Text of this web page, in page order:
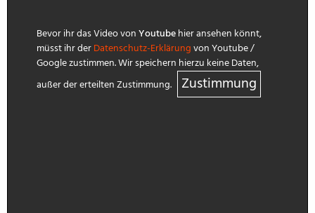
Bevor ihr das Video vonYoutubehier ansehen könnt,
müsst ihr derDatenschutz-Erklärungvon Youtube /
Google zustimmen. Wir speichern hierzu keine Daten,
außer der erteilten Zustimmung.
Zustimmung